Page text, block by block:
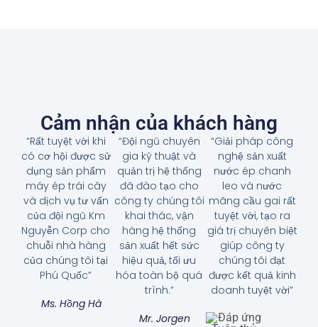
Cảm nhận của khách hàng
“Rất tuyệt vời khi
có cơ hội được sử
dụng sản phẩm
máy ép trái cây
và dịch vụ tư vấn
của đội ngũ Km
Nguyễn Corp cho
chuỗi nhà hàng
của chúng tôi tại
Phú Quốc”
Ms. Hồng Hà
“Đội ngũ chuyên
gia kỹ thuật và
quản trị hệ thống
đã đào tạo cho
công ty chúng tôi
khai thác, vận
hàng hệ thống
sản xuất hết sức
hiệu quả, tối ưu
hóa toàn bộ quá
trình.”
Mr. Jorgen
“Giải pháp công
nghệ sản xuất
nước ép chanh
leo và nước
mãng cầu gai rất
tuyệt vời, tạo ra
giá trị chuyên biệt
giúp công ty
chúng tôi đạt
được kết quả kinh
doanh tuyệt vời”